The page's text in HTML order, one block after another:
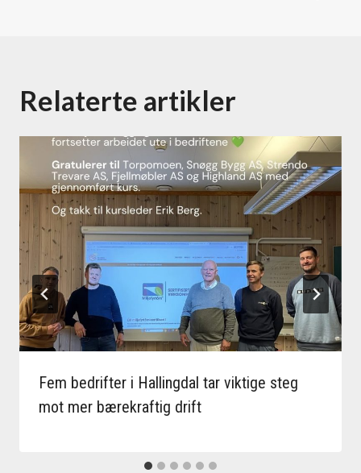
Relaterte artikler
Fem bedrifter i Hallingdal tar viktige steg
mot mer bærekraftig drift